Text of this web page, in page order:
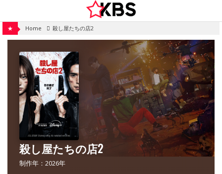
content
★ Home 殺し屋たちの店2
殺し屋たちの店2
制作年：2026年